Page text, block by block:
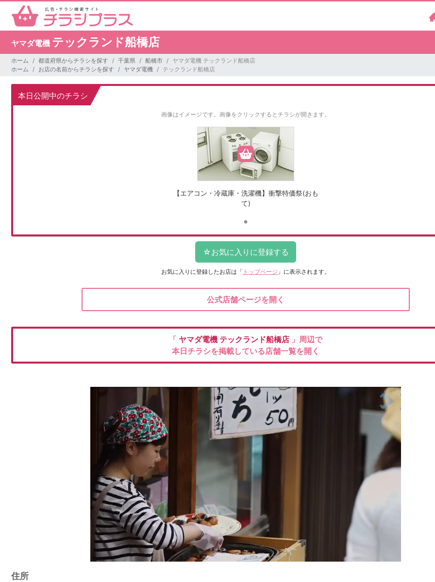
ヤマダ電機 テックランド船橋店
ホーム 都道府県からチラシを探す 千葉県 船橋市
ヤマダ電機 テックランド船橋店
ホーム
お店の名前からチラシを探す ヤマダ電機 テックランド船橋店
本日公開中のチラシ
画像はイメージです。 画像をクリックするとチラシが開きます。
【エアコン・冷蔵庫・洗濯機】衝撃特価祭(おも
て)
お気に入りに登録したお店は 「 トップページ 」に表示されます。
公式店舗ページを開く
「 ヤマダ電機 テックランド船橋店 」周辺で
本日チラシを掲載している店舗一覧を開く
住所